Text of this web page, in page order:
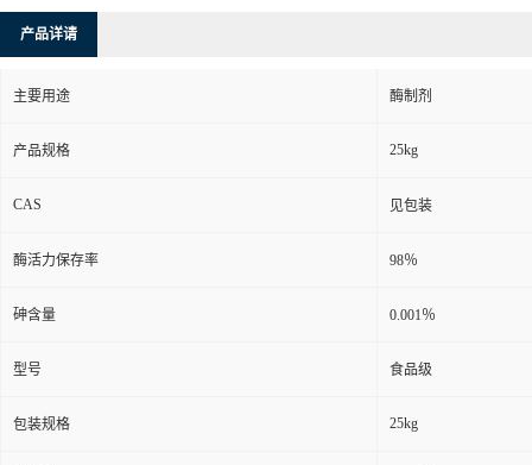
产品详请
主要用途 酶制剂
产品规格 25kg
CAS 见包装
酶活力保存率 98％
砷含量 0.001％
型号 食品级
包装规格 25kg